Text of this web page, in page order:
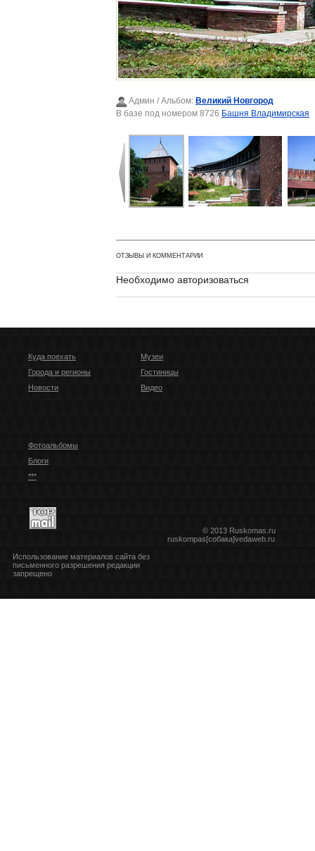
Админ / Альбом: Великий Новгород
В базе под номером 8726 Башня Владимирская
ОТЗЫВЫ И КОММЕНТАРИИ
Необходимо авторизоваться
Куда поехать
Города и регионы
Новости
Музеи
Гостиницы
Видео
Фотоальбомы
Блоги
***
© 2013 Ruskomas.ru
ruskompas[собака]vedaweb.ru
Использование материалов сайта без
письменного разрешения редакции
запрещено